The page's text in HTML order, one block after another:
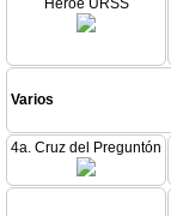
Héroe URSS
Varios
4a. Cruz del Preguntón